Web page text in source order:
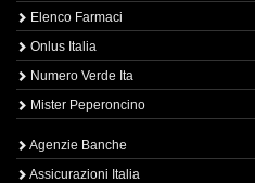
Elenco Farmaci
Onlus Italia
Numero Verde Ita
Mister Peperoncino
Agenzie Banche
Assicurazioni Italia